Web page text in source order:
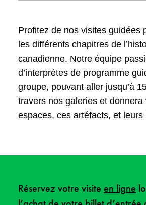
Profitez de nos visites guidées
les différents chapitres de
canadienne. Notre équipe
d’interprètes de programme
groupe, pouvant aller jusqu’à
travers nos galeries et donnera
espaces, ces artéfacts, et leurs
Réservez votre visite en ligne